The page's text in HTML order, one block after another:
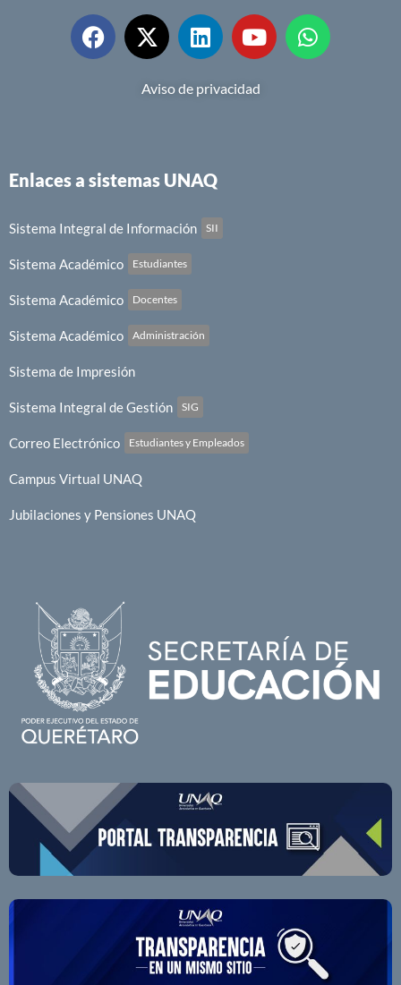
Aviso de privacidad
Enlaces a sistemas UNAQ
Sistema Integral de Información SII
Sistema Académico Estudiantes
Sistema Académico Docentes
Sistema Académico Administración
Sistema de Impresión
Sistema Integral de Gestión SIG
Correo Electrónico Estudiantes y Empleados
Campus Virtual UNAQ
Jubilaciones y Pensiones UNAQ